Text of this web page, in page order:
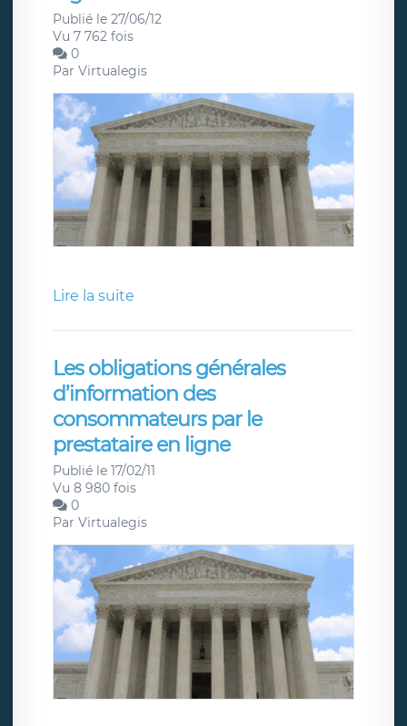
Publié le 27/06/12
Vu 7 762 fois
0
Par Virtualegis
Lire la suite
Les obligations générales
d’information des
consommateurs par le
prestataire en ligne
Publié le 17/02/11
Vu 8 980 fois
0
Par Virtualegis